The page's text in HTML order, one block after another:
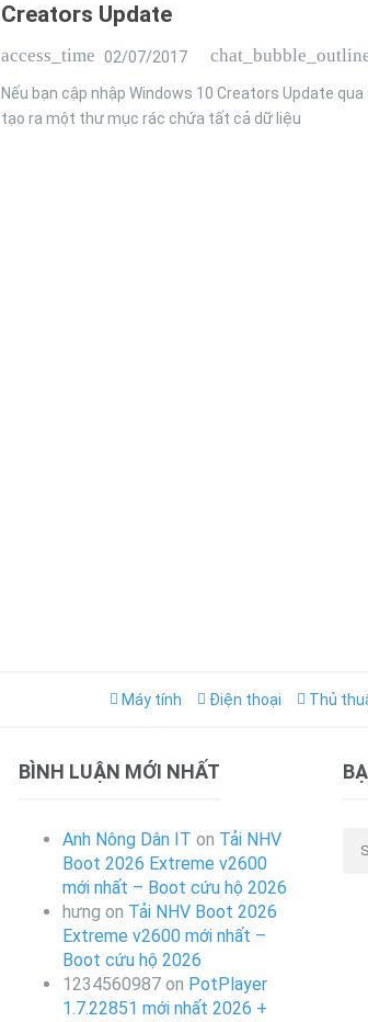
Creators Update
access_time 02/07/2017
Nếu bạn cập nhập Windows 10 Creators Update
tạo ra một thư mục rác chứa tất cả dữ liệu
Máy tính Điện thoại Thủ
BÌNH LUẬN MỚI NHẤT
Anh Nông Dân IT on Tải NHV
Boot 2026 Extreme v2600
mới nhất – Boot cứu hộ 2026
hưng on Tải NHV Boot 2026
Extreme v2600 mới nhất –
Boot cứu hộ 2026
1234560987on PotPlayer
1.7.22851 mới nhất 2026 +